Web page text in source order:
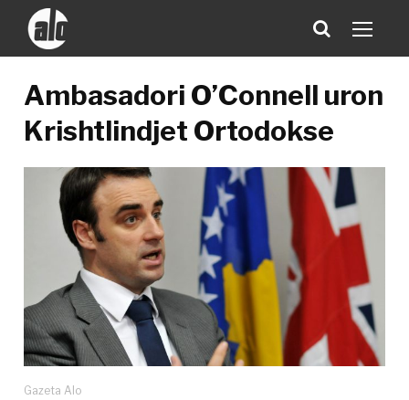
Ambasadori O’Connell uron
Krishtlindjet Ortodokse
Gazeta Alo